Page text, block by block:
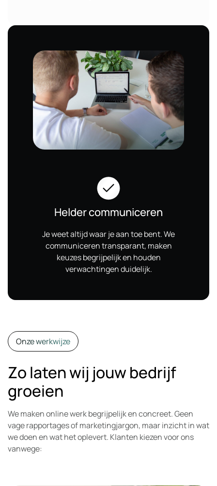
Helder communiceren
Je weet altijd waar je aan toe bent. We
communiceren transparant, maken
keuzes begrijpelijk en houden
verwachtingen duidelijk.
Onze werkwijze
Zo laten wij jouw bedrijf
groeien
We maken online werk begrijpelijk en concreet. Geen
vage rapportages of marketingjargon, maar inzicht in wat
we doen en wat het oplevert. Klanten kiezen voor ons
vanwege: